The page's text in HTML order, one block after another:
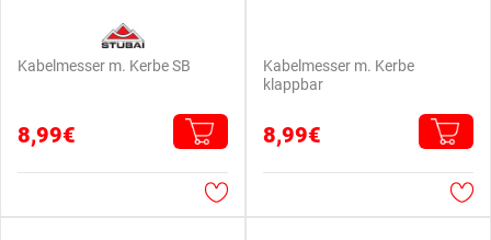
Kabelmesser m. Kerbe SB
8,99€
Kabelmesser m. Kerbe
klappbar
8,99€